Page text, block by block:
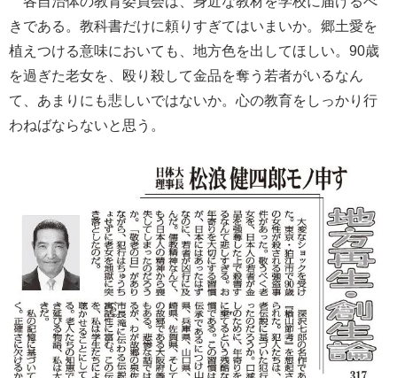
きである。教科書だけに頼りすぎてはいまいか。郷土愛を
植えつける意味においても、地方色を出してほしい。90歳
を過ぎた老女を、殴り殺して金品を奪う若者がいるなん
て、あまりにも悲しいではないか。心の教育をしっかり行
わねばならないと思う。